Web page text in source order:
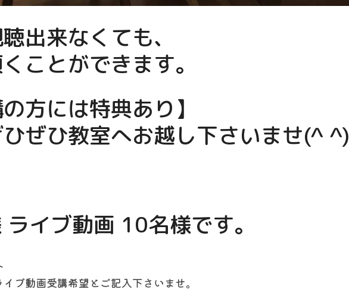
出来なくても、
ことができます。
方には特典あり】
ぜひ教室へお越し下さいませ(^ ^)
イブ動画 10名様です。
ブ動画受講希望とご記入下さいませ。